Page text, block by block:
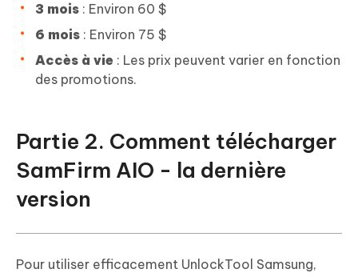
3 mois : Environ 60 $
6 mois : Environ 75 $
Accès à vie : Les prix peuvent varier en fonction
des promotions.
Partie 2. Comment télécharger
SamFirm AIO - la dernière
version
Pour utiliser efficacement UnlockTool Samsung,